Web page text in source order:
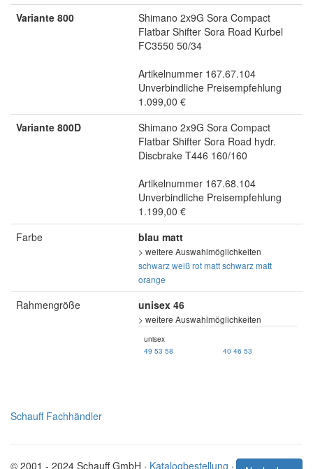
Variante 800
Shimano 2x9G Sora Compact
Flatbar Shifter Sora Road Kurbel
FC3550 50/34
Artikelnummer 167.67.104
Unverbindliche Preisempfehlung
1.099,00 €
Variante 800D
Shimano 2x9G Sora Compact
Flatbar Shifter Sora Road hydr.
Discbrake T446 160/160
Artikelnummer 167.68.104
Unverbindliche Preisempfehlung
1.199,00 €
Farbe
blau matt
> weitere Auswahlmöglichkeiten
schwarzweißrot mattschwarz matt
orange
Rahmengröße unisex 46
> weitere Auswahlmöglichkeiten
unisex
49 53 58 40 46 53
Schauff Fachhändler
© 2001 - 2024 Schauff GmbH · Katalogbestellung ·